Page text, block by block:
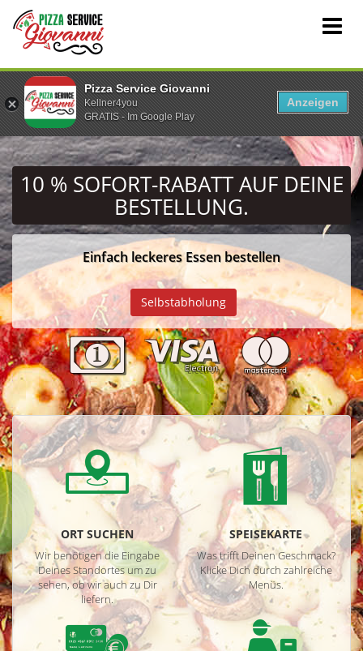
10 % SOFORT-RABATTAUF DEINE
BESTELLUNG.
Einfach leckeres Essen bestellen
PLZ
Eingeben
Selbstabholung
ORT SUCHEN
Wir benötigen die Eingabe
Deines Standortes um zu
sehen, ob wir auch zu Dir
liefern.
SPEISEKARTE
Was trifft Deinen Geschmack?
Klicke Dich durch zahlreiche
Menüs.
Pizza Service Giovanni
Kellner4you
GRATIS - Im Google Play
Anzeigen